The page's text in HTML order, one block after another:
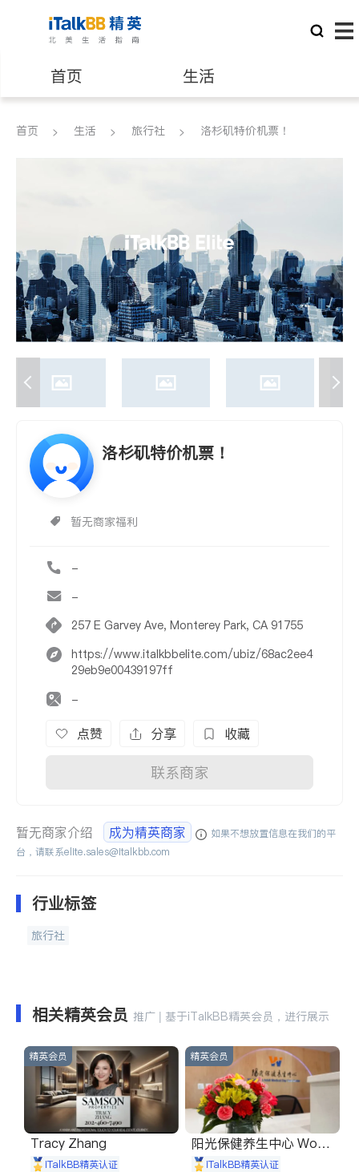
首页 生活
医生 律师
养老 非盈利组织
首页 生活 旅行社 洛杉矶特价机票！
洛杉矶特价机票！
暂无商家福利
-
-
257 E Garvey Ave, Monterey Park, CA 91755
https://www.italkbbelite.com/ubiz/68ac2ee4
29eb9e00439197ff
-
点赞 分享 收藏
联系商家
暂无商家介绍 成为精英商家
如果不想放置信息在我们的平
台，请联系elite.sales@italkbb.com
行业标签
旅行社
相关精英会员 推广 | 基于iTalkBB精英会员，进行展示
精英会员
Tracy Zhang
iTalkBB精英认证
精英会员
阳光保健养生中心 World
shine
iTalkBB精英认证